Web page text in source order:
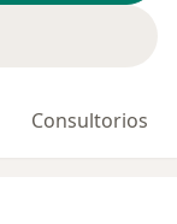
Consultorios